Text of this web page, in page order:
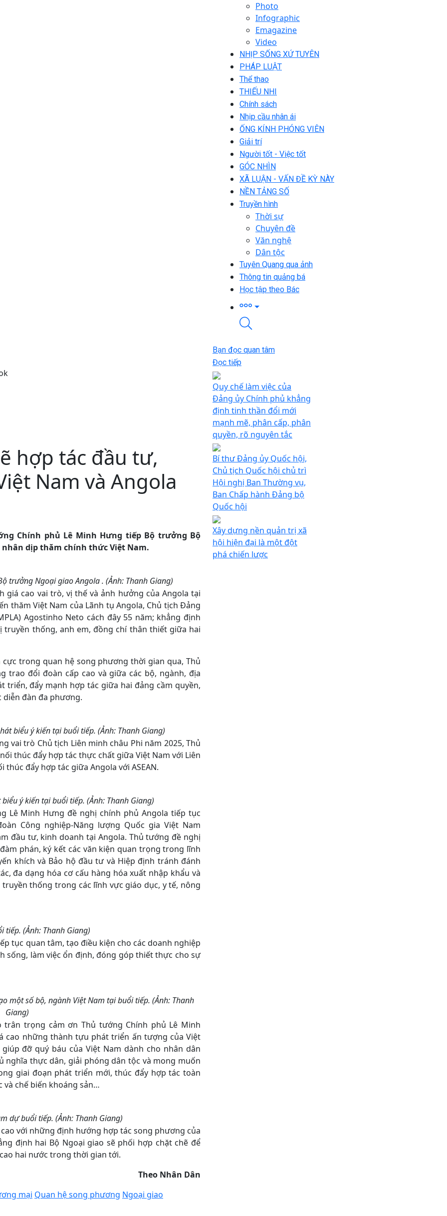
Photo
Infographic
Emagazine
Video
NHỊP SỐNG XỨ TUYÊN
PHÁP LUẬT
Thể thao
THIẾU NHI
Chính sách
Nhịp cầu nhân ái
ỐNG KÍNH PHÓNG VIÊN
Giải trí
Người tốt - Việc tốt
GÓC NHÌN
XÃ LUẬN - VẤN ĐỀ KỲ NÀY
NỀN TẢNG SỐ
Truyền hình
Thời sự
Chuyên đề
Văn nghệ
Dân tộc
Tuyên Quang qua ảnh
Thông tin quảng bá
Học tập theo Bác
hợp tác đầu tư,
Nam và Angola
Chính phủ Lê Minh Hưng tiếp Bộ trưởng Bộ
nhân dịp thăm chính thức Việt Nam.
trưởng Ngoại giao Angola . (Ảnh: Thanh Giang)
giá cao vai trò, vị thế và ảnh hưởng của Angola tại
thăm Việt Nam của Lãnh tụ Angola, Chủ tịch Đảng
Agostinho Neto cách đây 55 năm; khẳng định
thống, anh em, đồng chí thân thiết giữa hai
trong quan hệ song phương thời gian qua, Thủ
đổi đoàn cấp cao và giữa các bộ, ngành, địa
đẩy mạnh hợp tác giữa hai đảng cầm quyền,
diễn đàn đa phương.
biểu ý kiến tại buổi tiếp. (Ảnh: Thanh Giang)
vai trò Chủ tịch Liên minh châu Phi năm 2025, Thủ
thúc đẩy hợp tác thực chất giữa Việt Nam với Liên
đẩy hợp tác giữa Angola với ASEAN.
ý kiến tại buổi tiếp. (Ảnh: Thanh Giang)
Lê Minh Hưng đề nghị chính phủ Angola tiếp tục
Công nghiệp-Năng lượng Quốc gia Việt Nam
đầu tư, kinh doanh tại Angola. Thủ tướng đề nghị
phán, ký kết các văn kiện quan trọng trong lĩnh
khích và Bảo hộ đầu tư và Hiệp định tránh đánh
đa dạng hóa cơ cấu hàng hóa xuất nhập khẩu và
thống trong các lĩnh vực giáo dục, y tế, nông
tiếp. (Ảnh: Thanh Giang)
tục quan tâm, tạo điều kiện cho các doanh nghiệp
sống, làm việc ổn định, đóng góp thiết thực cho sự
một số bộ, ngành Việt Nam tại buổi tiếp. (Ảnh: Thanh
Giang)
trân trọng cảm ơn Thủ tướng Chính phủ Lê Minh
cao những thành tựu phát triển ấn tượng của Việt
đỡ quý báu của Việt Nam dành cho nhân dân
thực dân, giải phóng dân tộc và mong muốn
giai đoạn phát triển mới, thúc đẩy hợp tác toàn
và chế biến khoáng sản…
dự buổi tiếp. (Ảnh: Thanh Giang)
với những định hướng hợp tác song phương của
định hai Bộ Ngoại giao sẽ phối hợp chặt chẽ để
hai nước trong thời gian tới.
Theo Nhân Dân
mại Quan hệ song phương Ngoại giao
Bạn đọc quan tâm
Đọc tiếp
Quy chế làm việc của
Đảng ủy Chính phủ khẳng
định tinh thần đổi mới
mạnh mẽ, phân cấp, phân
quyền, rõ nguyên tắc
Bí thư Đảng ủy Quốc hội,
Chủ tịch Quốc hội chủ trì
Hội nghị Ban Thường vụ,
Ban Chấp hành Đảng bộ
Quốc hội
Xây dựng nền quản trị xã
hội hiện đại là một đột
phá chiến lược